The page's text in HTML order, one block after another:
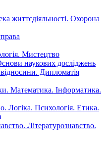
життєдіяльності. Охорона
Мистецтво
наукових досліджень
Дипломатія
Математика. Інформатика.
Логіка. Психологія. Етика.
Літературознавство.